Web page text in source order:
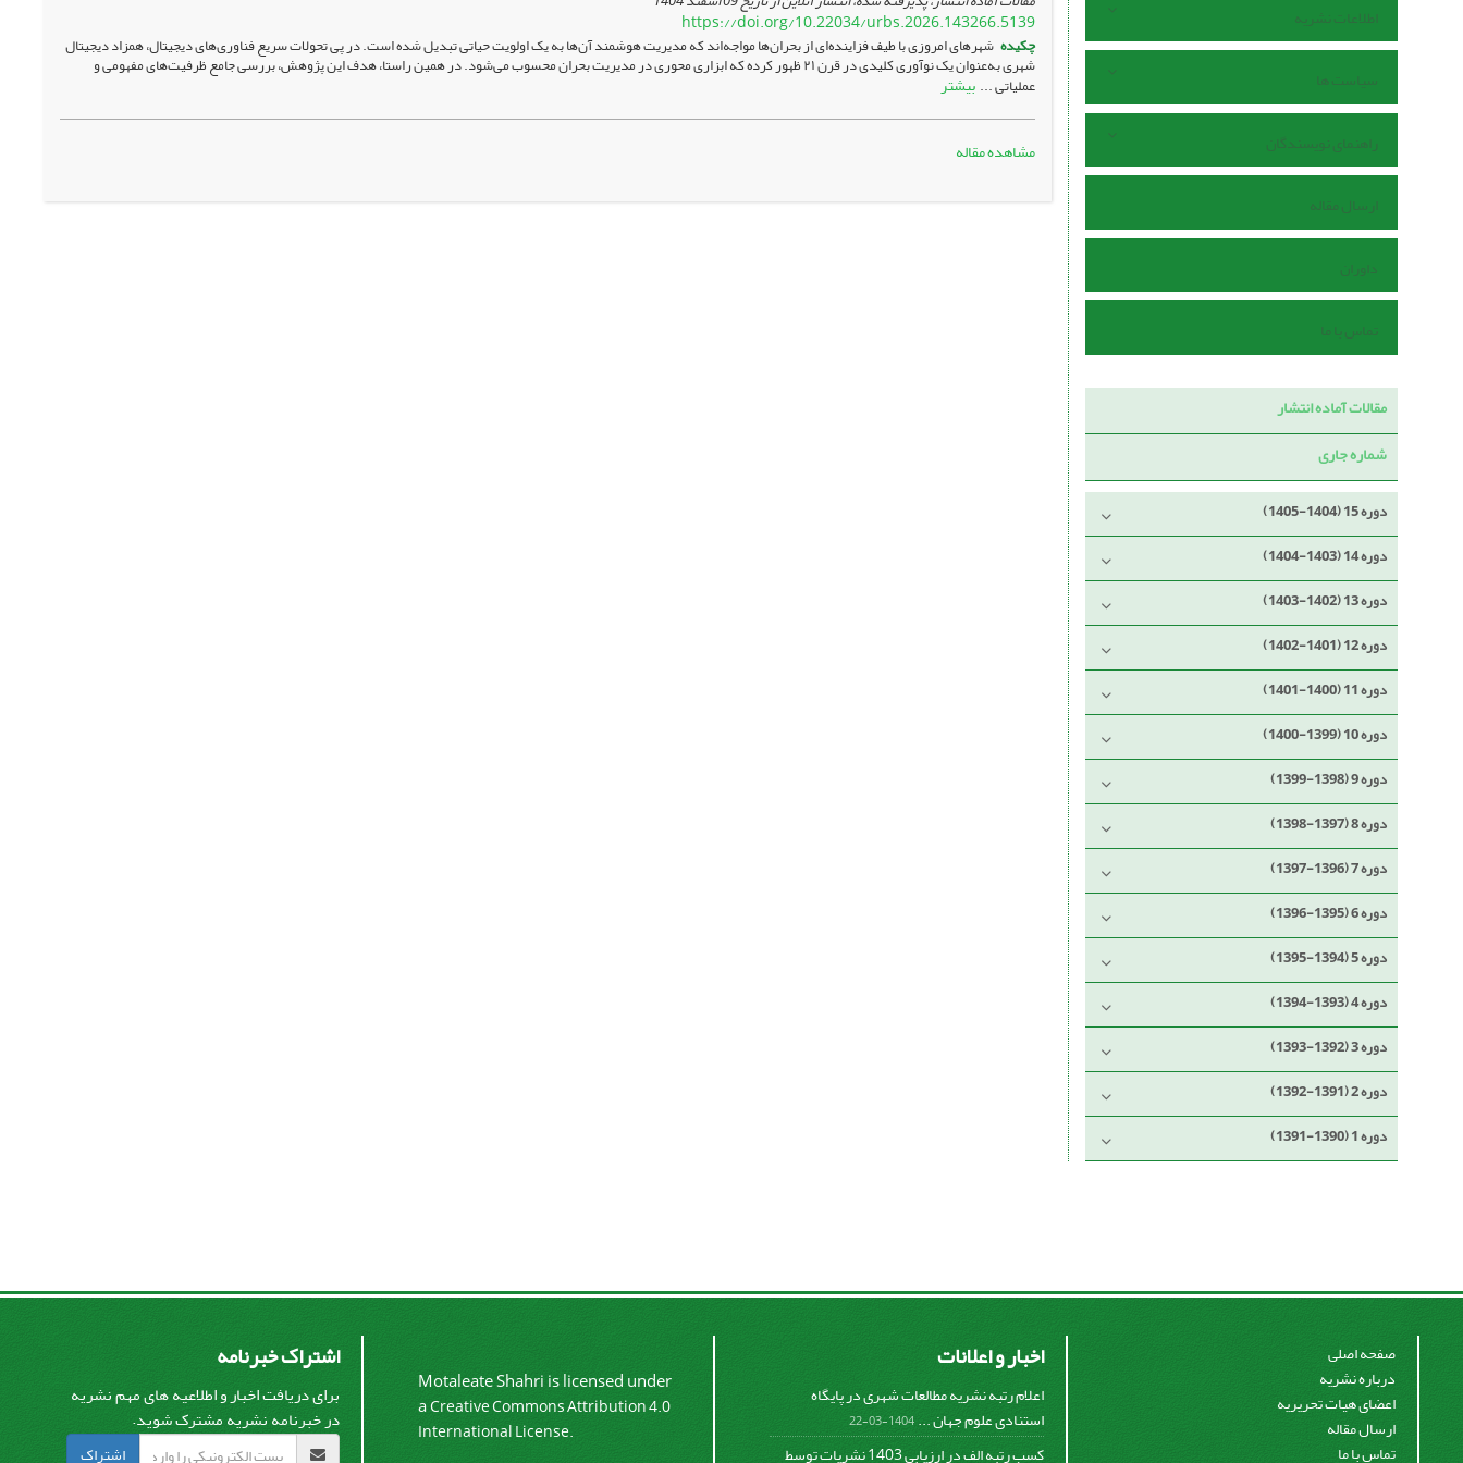
اطلاعات نشریه
سیاست ها
راهنمای نویسندگان
ارسال مقاله
داوران
تماس با ما
مقالات آماده انتشار
شماره جاری
دوره 15 (1404-1405)
دوره 14 (1403-1404)
دوره 13 (1402-1403)
دوره 12 (1401-1402)
دوره 11 (1400-1401)
دوره 10 (1399-1400)
دوره 9 (1398-1399)
دوره 8 (1397-1398)
دوره 7 (1396-1397)
دوره 6 (1395-1396)
دوره 5 (1394-1395)
دوره 4 (1393-1394)
دوره 3 (1392-1393)
دوره 2 (1391-1392)
دوره 1 (1390-1391)
https://doi.org/10.22034/urbs.2026.143266.5139
چکیده شهرهای امروزی با طیف فزاینده‌ای از بحران‌ها مواجه‌اند که مدیریت هوشمند آن‌ها به یک اولویت حیاتی تبدیل شده است. در پی تحولات سریع فناوری‌های دیجیتال، همزاد دیجیتال
شهری به‌عنوان یک نوآوری کلیدی در قرن ۲۱ ظهور کرده که ابزاری محوری در مدیریت بحران محسوب می‌شود. در همین راستا، هدف این پژوهش، بررسی جامع ظرفیت‌های مفهومی و
عملیاتی ...بیشتر
مشاهده مقاله
صفحه اصلی
درباره نشریه
اعضای هیات تحریریه
ارسال مقاله
تماس با ما
اخبار و اعلانات
اعلام رتبه نشریه مطالعات شهری در پایگاه
استنادی علوم جهان ... 1404-03-22
کسب رتبه الف در ارزیابی 1403 نشریات توسط
Motaleate Shahri is licensed under
aCreative Commons Attribution 4.0
International License.
اشتراک خبرنامه
برای دریافت اخبار و اطلاعیه های مهم نشریه
در خبرنامه نشریه مشترک شوید.
اشتراک